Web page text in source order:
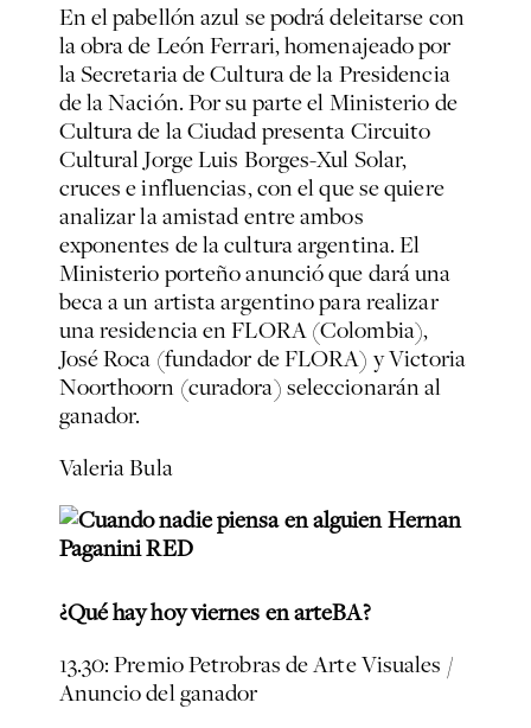
En el pabellón azul se podrá deleitarse con
la obra de León Ferrari, homenajeado por
la Secretaria de Cultura de la Presidencia
de la Nación. Por su parte el Ministerio de
Cultura de la Ciudad presenta Circuito
Cultural Jorge Luis Borges-Xul Solar,
cruces e influencias, con el que se quiere
analizar la amistad entre ambos
exponentes de la cultura argentina. El
Ministerio porteño anunció que dará una
beca a un artista argentino para realizar
una residencia en FLORA (Colombia),
José Roca (fundador de FLORA) y Victoria
Noorthoorn (curadora) seleccionarán al
ganador.
Valeria Bula
¿Qué hay hoy viernes en arteBA?
13.30: Premio Petrobras de Arte Visuales /
Anuncio del ganador